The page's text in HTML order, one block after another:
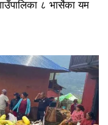
८ भार्सेका यम